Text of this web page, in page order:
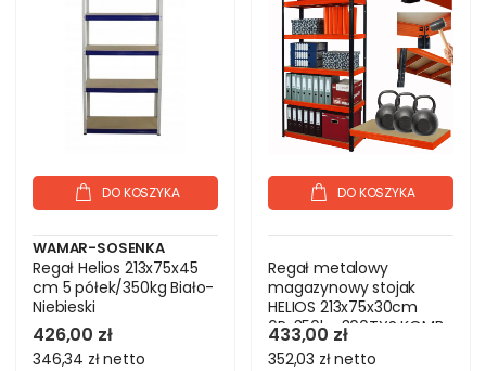
DO KOSZYKA
WAMAR-SOSENKA
Regał Helios 213x75x45
cm 5 półek/350kg Biało-
Niebieski
426,00 zł
346,34 złnetto
DO KOSZYKA
Regał metalowy
magazynowy stojak
HELIOS 213x75x30cm
6Px350kg 300TYS KOMB
433,00 zł
352,03 złnetto